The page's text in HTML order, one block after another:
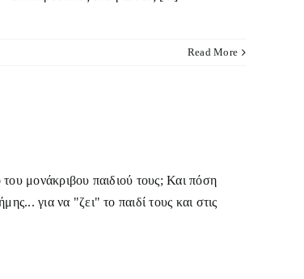
Read More
μονάκριβου παιδιού τους; Και πόση
για να "ζει" το παιδί τους και στις